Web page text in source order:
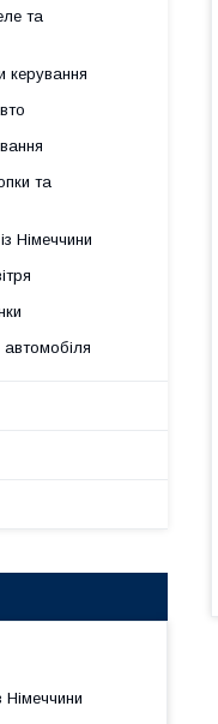
та
керування
та
Німеччини
автомобіля
Німеччини